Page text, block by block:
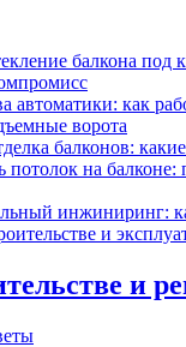
балкона под
автоматики: как
ворота
балконов:
потолок на
инжиниринг:
и
и